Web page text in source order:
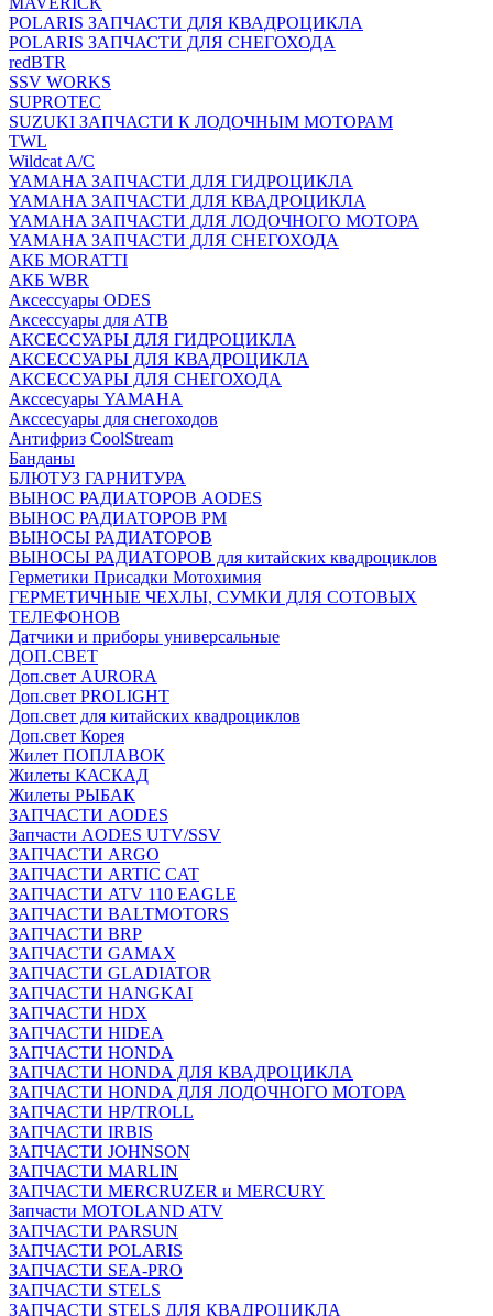
POLARIS ЗАПЧАСТИ ДЛЯ КВАДРОЦИКЛА
POLARIS ЗАПЧАСТИ ДЛЯ СНЕГОХОДА
redBTR
SSV WORKS
SUPROTEC
SUZUKI ЗАПЧАСТИ К ЛОДОЧНЫМ МОТОРАМ
TWL
Wildcat A/C
YAMAHA ЗАПЧАСТИ ДЛЯ ГИДРОЦИКЛА
YAMAHA ЗАПЧАСТИ ДЛЯ КВАДРОЦИКЛА
YAMAHA ЗАПЧАСТИ ДЛЯ ЛОДОЧНОГО МОТОРА
YAMAHA ЗАПЧАСТИ ДЛЯ СНЕГОХОДА
АКБ MORATTI
АКБ WBR
Аксессуары ODES
Аксессуары для АТВ
АКСЕССУАРЫ ДЛЯ ГИДРОЦИКЛА
АКСЕССУАРЫ ДЛЯ КВАДРОЦИКЛА
АКСЕССУАРЫ ДЛЯ СНЕГОХОДА
Акссесуары YAMAHA
Акссесуары для снегоходов
Антифриз CoolStream
Банданы
БЛЮТУЗ ГАРНИТУРА
ВЫНОС РАДИАТОРОВ AODES
ВЫНОС РАДИАТОРОВ РМ
ВЫНОСЫ РАДИАТОРОВ
ВЫНОСЫ РАДИАТОРОВ для китайских квадроциклов
Герметики Присадки Мотохимия
ГЕРМЕТИЧНЫЕ ЧЕХЛЫ, СУМКИ ДЛЯ СОТОВЫХ
ТЕЛЕФОНОВ
Датчики и приборы универсальные
ДОП.СВЕТ
Доп.свет AURORA
Доп.свет PROLIGHT
Доп.свет для китайских квадроциклов
Доп.свет Корея
Жилет ПОПЛАВОК
Жилеты КАСКАД
Жилеты РЫБАК
ЗАПЧАСТИ AODES
Запчасти AODES UTV/SSV
ЗАПЧАСТИ ARGO
ЗАПЧАСТИ ARTIC CAT
ЗАПЧАСТИ ATV 110 EAGLE
ЗАПЧАСТИ BALTMOTORS
ЗАПЧАСТИ BRP
ЗАПЧАСТИ GAMAX
ЗАПЧАСТИ GLADIATOR
ЗАПЧАСТИ HANGKAI
ЗАПЧАСТИ HDX
ЗАПЧАСТИ HIDEA
ЗАПЧАСТИ HONDA
ЗАПЧАСТИ HONDA ДЛЯ КВАДРОЦИКЛА
ЗАПЧАСТИ HONDA ДЛЯ ЛОДОЧНОГО МОТОРА
ЗАПЧАСТИ HP/TROLL
ЗАПЧАСТИ IRBIS
ЗАПЧАСТИ JOHNSON
ЗАПЧАСТИ MARLIN
ЗАПЧАСТИ MERCRUZER и MERCURY
Запчасти MOTOLAND ATV
ЗАПЧАСТИ PARSUN
ЗАПЧАСТИ POLARIS
ЗАПЧАСТИ SEA-PRO
ЗАПЧАСТИ STELS
ЗАПЧАСТИ STELS ДЛЯ КВАДРОЦИКЛА